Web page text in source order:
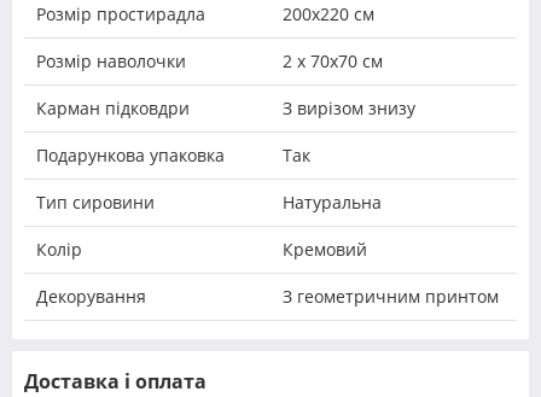
Розмір простирадла 200х220 см
Розмір наволочки 2 х 70х70 см
Карман підковдри З вирізом знизу
Подарункова упаковка Так
Тип сировини Натуральна
Колір Кремовий
Декорування З геометричним принтом
Доставка і оплата